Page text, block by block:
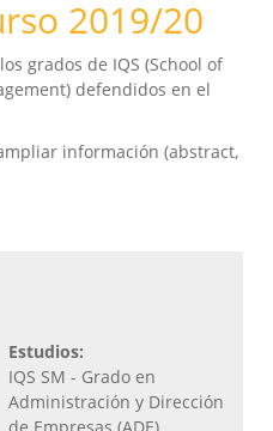
2019/20
grados de IQS (School of
defendidos en el
información (abstract,
Estudios:
IQS SM - Grado en
Administración y Dirección